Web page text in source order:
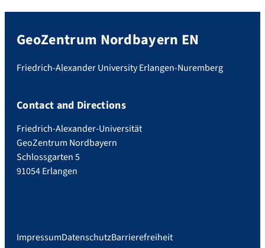
GeoZentrum Nordbayern EN
Friedrich-Alexander University Erlangen-Nuremberg
Contact and Directions
Friedrich-Alexander-Universität
GeoZentrum Nordbayern
Schlossgarten 5
91054 Erlangen
ImpressumDatenschutzBarrierefreiheit